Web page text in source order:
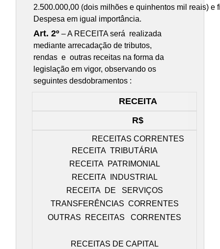
2.500.000,00 (dois milhões e quinhentos mil reais) e
Despesa em igual importância.
Art. 2º – A RECEITA será realizada
mediante arrecadação de tributos,
rendas e outras receitas na forma da
legislação em vigor, observando os
seguintes desdobramentos :
RECEITA
R$
RECEITAS CORRENTES
RECEITA TRIBUTÁRIA
RECEITA PATRIMONIAL
RECEITA INDUSTRIAL
RECEITA DE SERVIÇOS
TRANSFERÊNCIAS CORRENTES
OUTRAS RECEITAS CORRENTES
RECEITAS DE CAPITAL